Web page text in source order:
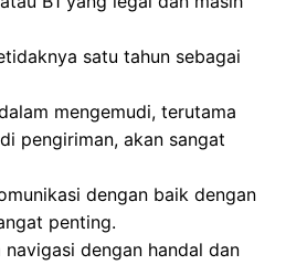
satu tahun sebagai
mengemudi, terutama
pengiriman, akan sangat
dengan baik dengan
penting.
dengan handal dan